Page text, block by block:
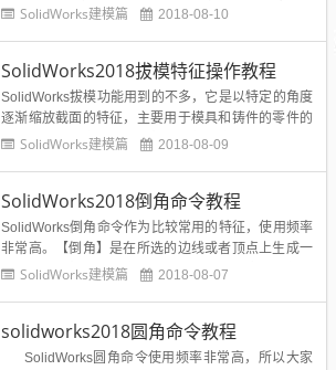
Works抽壳的操作过程。抽壳是从实体零件移除材料
选择实体模型上的任何面...
SolidWorks建模篇 2018-08-10
SolidWorks2018拔模特征操作教程
SolidWorks拔模功能用到的不多，它是以特定的角度
逐渐缩放截面的特征，主要用于模具和铸件的零件的
设计。所以大家要了解其特征的使用方法：在创建零
征；也可对己有的特征进行拔模操作，单击【特征】
选项卡中的【拔模...
SolidWorks建模篇 2018-08-09
SolidWorks2018倒角命令教程
SolidWorks倒角命令作为比较常用的特征，使用频率
非常高。【倒角】是在所选的边线或者顶点上生成一
个倾斜面的特征造型方法，它跟【圆角】命令的使用
般是为了去除零件的毛边或者满足装配要求。在【特
征】选项卡中单...
SolidWorks建模篇 2018-08-07
solidworks2018圆角命令教程
SolidWorks圆角命令使用频率非常高，所以大家